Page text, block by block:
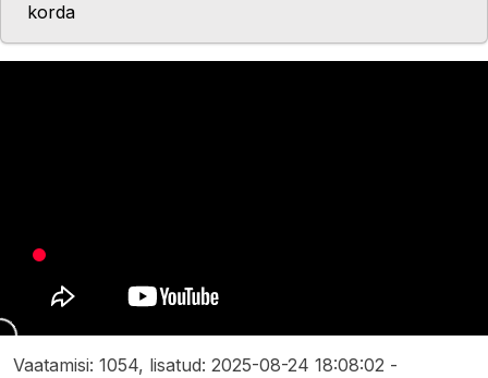
korda
Vaatamisi: 1054, lisatud: 2025-08-24 18:08:02 -